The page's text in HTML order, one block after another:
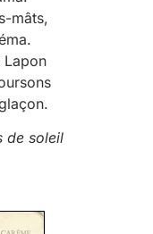
mâts,
Lapon
de soleil